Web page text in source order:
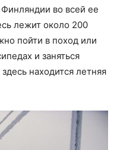
во всей ее
лежит около 200
пойти в поход или
и заняться
находится летняя